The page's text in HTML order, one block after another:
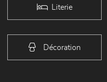
Literie
Décoration